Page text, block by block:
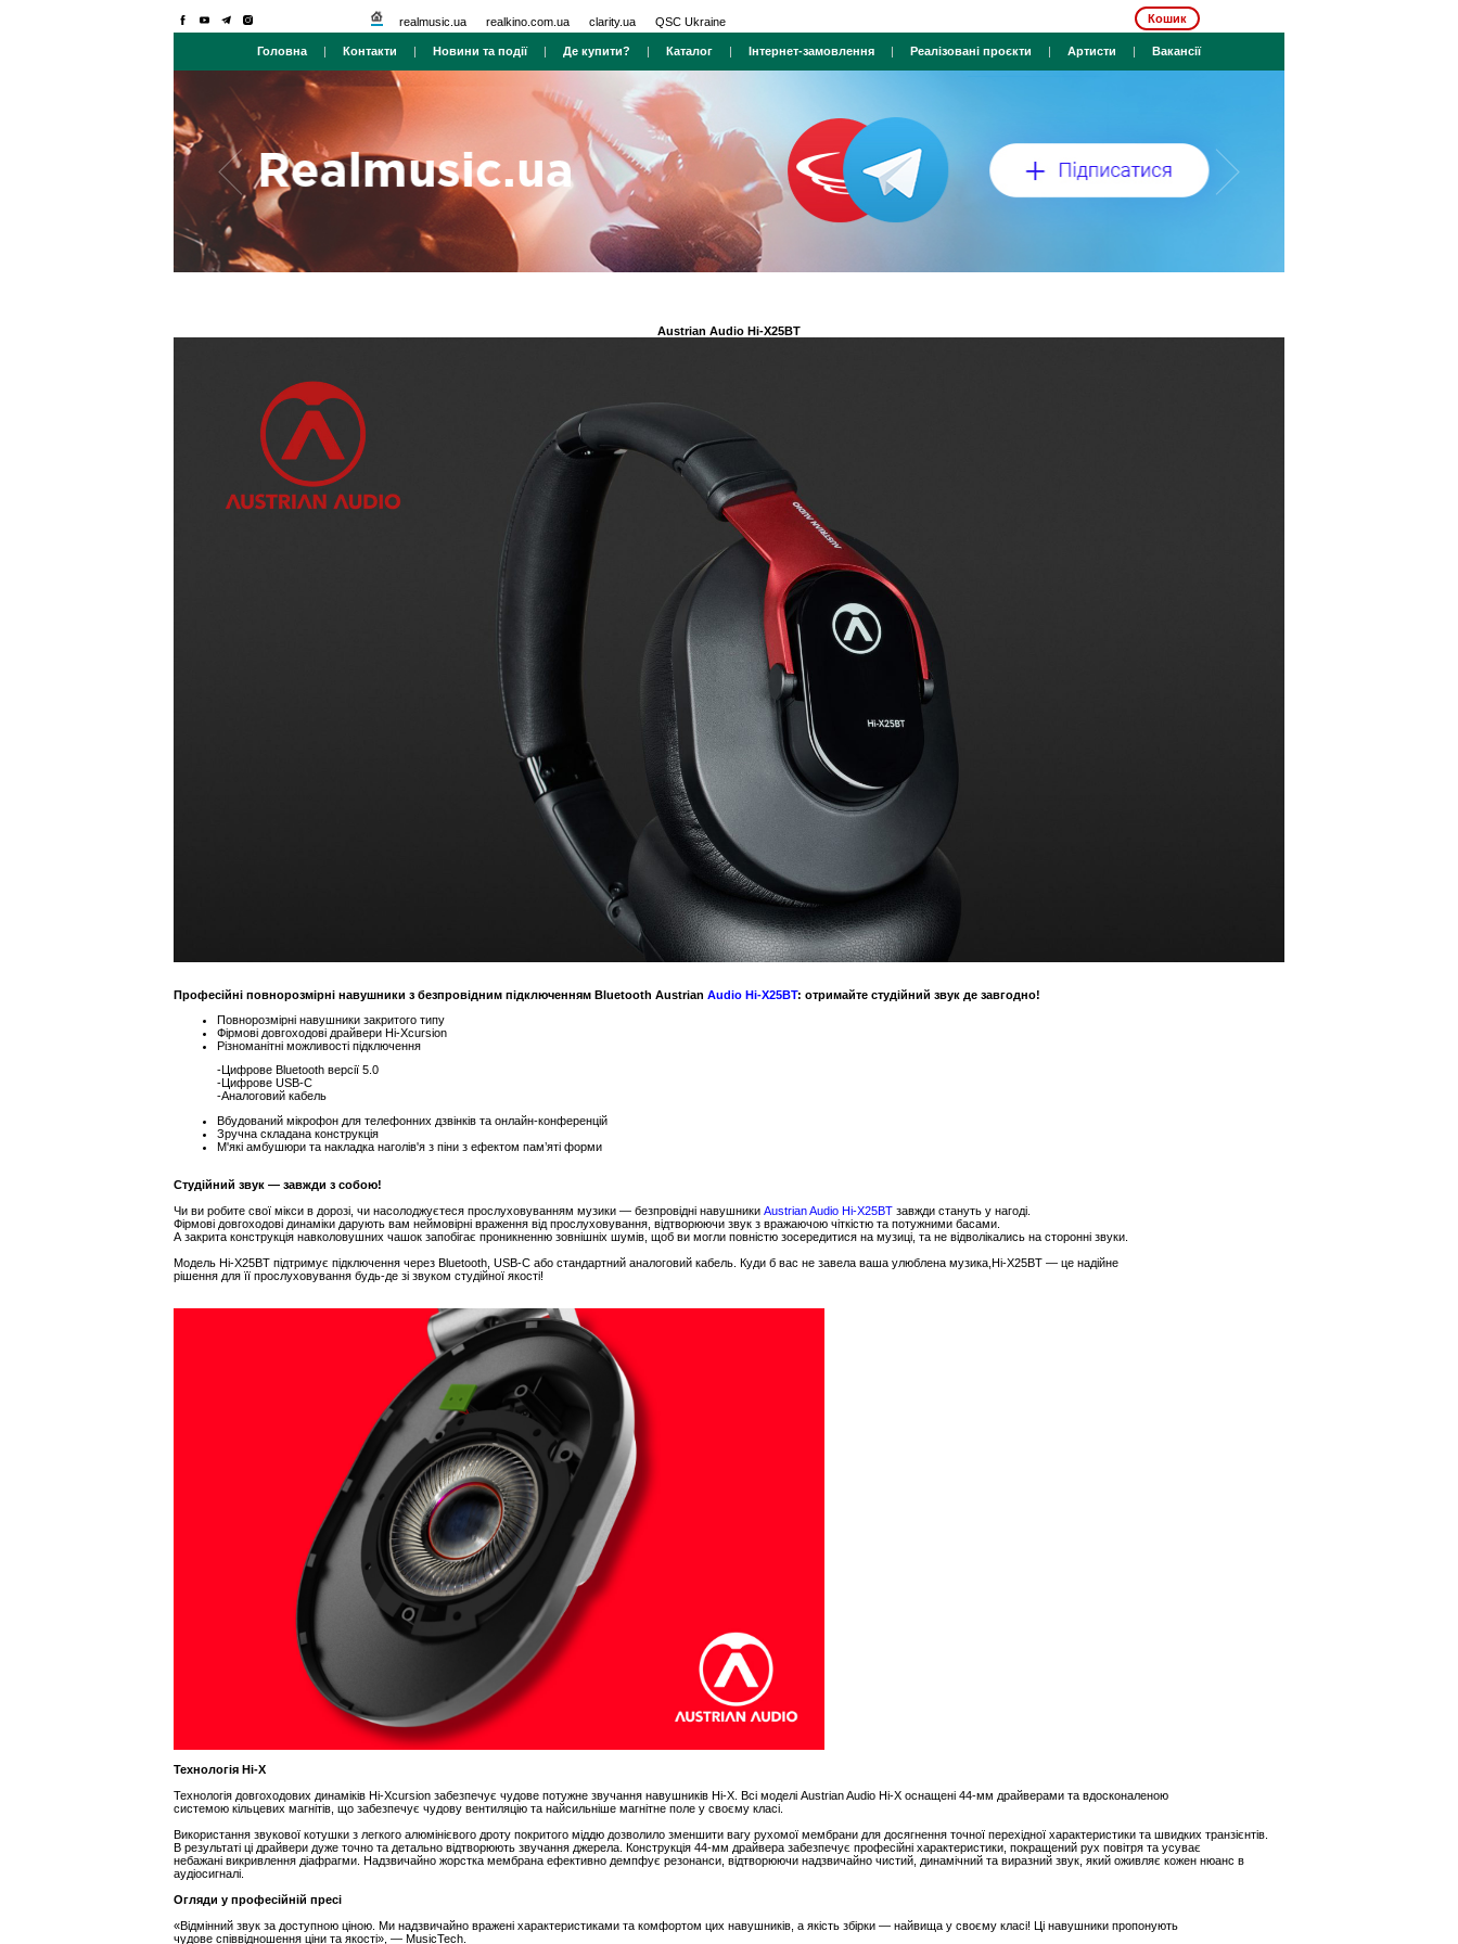
realmusic.ua realkino.com.ua clarity.ua QSC Ukraine Кошик
Головна | Контакти | Новини та події| Де купити? | Каталог | Інтернет-замовлення | Реалізовані проєкти | Артисти | Вакансії
Austrian Audio Hi-X25BT
Професійні повнорозмірні навушники з безпровідним підключенням Bluetooth Austrian Audio Hi-X25BT: отримайте студійний звук де завгодно!
Повнорозмірні навушники закритого типу
Фірмові довгоходові драйвери Hi-Xcursion
Різноманітні можливості підключення
-Цифрове Bluetooth версії 5.0
-Цифрове USB-C
-Аналоговий кабель
Вбудований мікрофон для телефонних дзвінків та онлайн-конференцій
Зручна складана конструкція
М'які амбушюри та накладка наголів'я з піни з ефектом пам’яті форми
Студійний звук — завжди з собою!
Чи ви робите свої мікси в дорозі, чи насолоджуєтеся прослуховуванням музики — безпровідні навушники Austrian Audio Hi-X25BT завжди стануть у нагоді.
Фірмові довгоходові динаміки дарують вам неймовірні враження від прослуховування, відтворюючи звук з вражаючою чіткістю та потужними басами.
А закрита конструкція навколовушних чашок запобігає проникненню зовнішніх шумів, щоб ви могли повністю зосередитися на музиці, та не відволікались на сторонні звуки.
Модель Hi-X25BT підтримує підключення через Bluetooth, USB-C або стандартний аналоговий кабель. Куди б вас не завела ваша улюблена музика,Hi-X25BT — це надійне
рішення для її прослуховування будь-де зі звуком студійної якості!
Технологія Hi-X
Технологія довгоходових динаміків Hi-Xcursion забезпечує чудове потужне звучання навушників Hi-X. Всі моделі Austrian Audio Hi-X оснащені 44-мм драйверами та вдосконаленою
системою кільцевих магнітів, що забезпечує чудову вентиляцію та найсильніше магнітне поле у своєму класі.
Використання звукової котушки з легкого алюмінієвого дроту покритого міддю дозволило зменшити вагу рухомої мембрани для досягнення точної перехідної характеристики та швидких транзієнтів.
В результаті ці драйвери дуже точно та детально відтворюють звучання джерела. Конструкція 44-мм драйвера забезпечує професійні характеристики, покращений рух повітря та усуває
небажані викривлення діафрагми. Надзвичайно жорстка мембрана ефективно демпфує резонанси, відтворюючи надзвичайно чистий, динамічний та виразний звук, який оживляє кожен нюанс в
аудіосигналі.
Огляди у професійній пресі
«Відмінний звук за доступною ціною. Ми надзвичайно вражені характеристиками та комфортом цих навушників, а якість збірки — найвища у своєму класі! Ці навушники пропонують
чудове співвідношення ціни та якості», — MusicTech.